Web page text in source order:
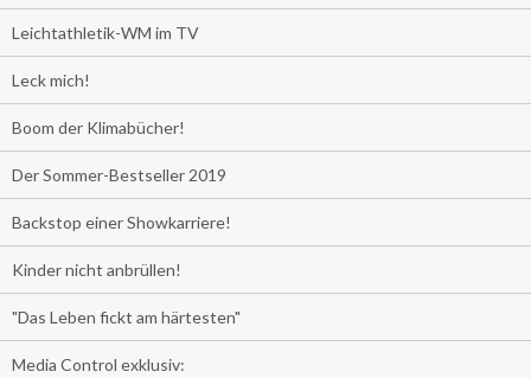
Leichtathletik-WM im TV
Leck mich!
Boom der Klimabücher!
Der Sommer-Bestseller 2019
Backstop einer Showkarriere!
Kinder nicht anbrüllen!
"Das Leben fickt am härtesten"
Media Control exklusiv: